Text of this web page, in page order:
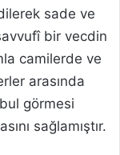
sade ve
bir vecdin
camilerde ve
arasında
görmesi
sağlamıştır.